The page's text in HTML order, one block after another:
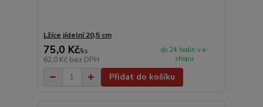
Lžíce jídelní 20,5 cm
75,0 Kč/ks
62,0 Kč bez DPH
do 24 hodin v e-
shopu
Přidat do košíku